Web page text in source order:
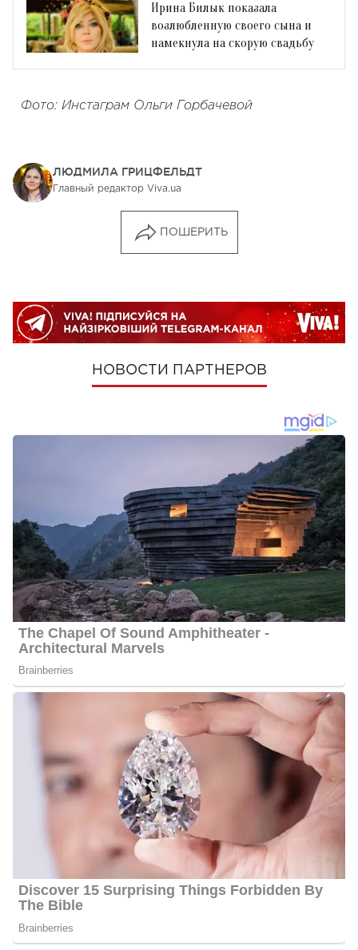
Ирина Билык показала
возлюбленную своего сына и
намекнула на скорую свадьбу
Фото: Инстаграм Ольги Горбачевой
ЛЮДМИЛА ГРИЦФЕЛЬДТ
Главный редактор Viva.ua
ПОШЕРИТЬ
НОВОСТИ ПАРТНЕРОВ